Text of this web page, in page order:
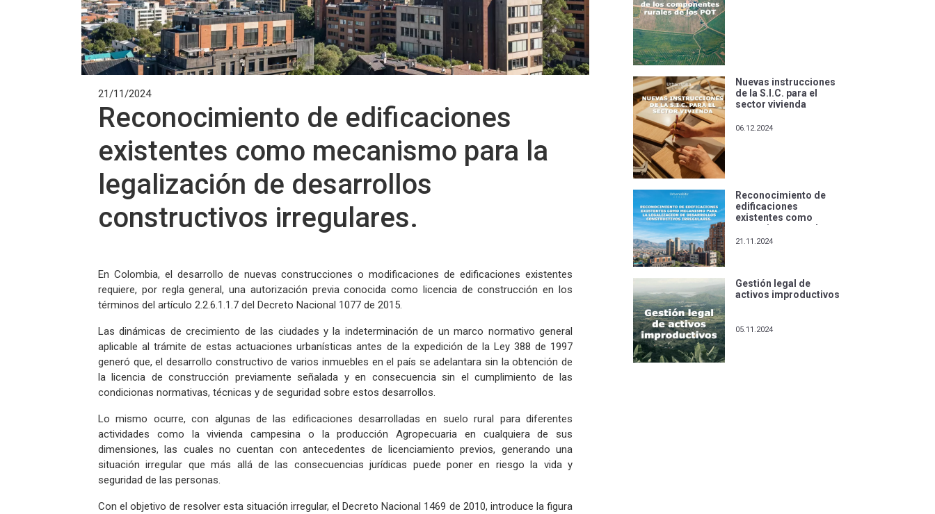
21/11/2024
Reconocimiento de edificaciones
existentes como mecanismo para la
legalización de desarrollos
constructivos irregulares.
En Colombia, el desarrollo de nuevas construcciones o modificaciones de edificaciones existentes
requiere, por regla general, una autorización previa conocida como licencia de construcción en los
términos del artículo 2.2.6.1.1.7 del Decreto Nacional 1077 de 2015.
Las dinámicas de crecimiento de las ciudades y la indeterminación de un marco normativo general
aplicable al trámite de estas actuaciones urbanísticas antes de la expedición de la Ley 388 de 1997
generó que, el desarrollo constructivo de varios inmuebles en el país se adelantara sin la obtención de
la licencia de construcción previamente señalada y en consecuencia sin el cumplimiento de las
condicionas normativas, técnicas y de seguridad sobre estos desarrollos.
Lo mismo ocurre, con algunas de las edificaciones desarrolladas en suelo rural para diferentes
actividades como la vivienda campesina o la producción Agropecuaria en cualquiera de sus
dimensiones, las cuales no cuentan con antecedentes de licenciamiento previos, generando una
situación irregular que más allá de las consecuencias jurídicas puede poner en riesgo la vida y
seguridad de las personas.
Con el objetivo de resolver esta situación irregular, el Decreto Nacional 1469 de 2010, introduce la figura
Nuevas instrucciones
de la S.I.C. para el
sector vivienda
06.12.2024
Reconocimiento de
edificaciones
existentes como
mecanismo para la
legalización de
21.11.2024
Gestión legal de
activos improductivos
05.11.2024